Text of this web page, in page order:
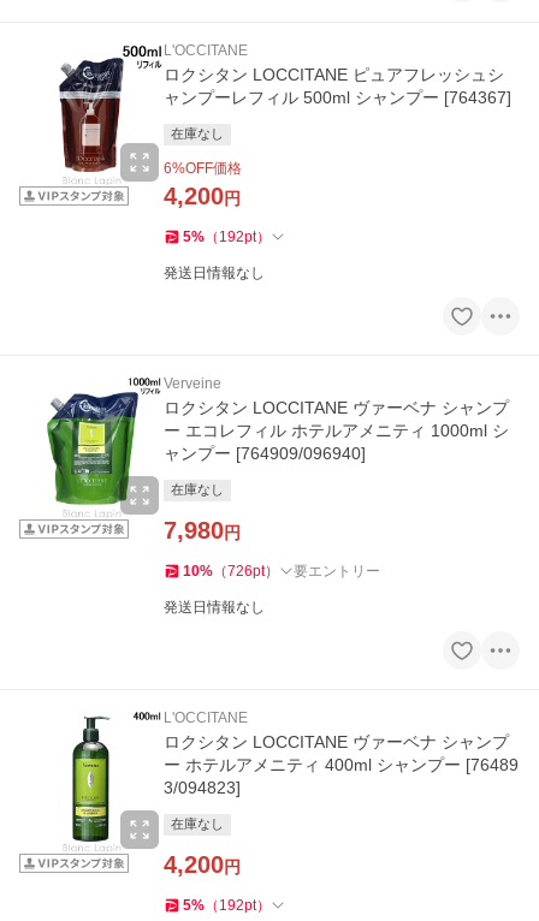
L'OCCITANE
ロクシタン LOCCITANE ピュアフレッシュシ
ャンプーレフィル 500ml シャンプー [764367]
在庫なし
6%OFF価格
4,200円
5% （ 192pt）
発送日情報なし
Verveine
ロクシタン LOCCITANE ヴァーベナ シャンプ
ー エコレフィル ホテルアメニティ 1000ml シ
ャンプー [764909/096940]
在庫なし
7,980円
10% （726pt） 要エントリー
発送日情報なし
L'OCCITANE
ロクシタン LOCCITANE ヴァーベナ シャンプ
ー ホテルアメニティ 400ml シャンプー [76489
3/094823]
在庫なし
4,200円
5% （ 192pt）